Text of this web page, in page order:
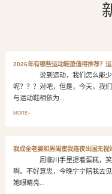
2026年有哪些运动鞋垫值得推荐？
说到运动，我们怎么能少得
呢？？？对吧，但是，今天，我
与运动鞋相依为...
MORE+
我成全老婆和男闺蜜我连夜出国无视
周临川手里提着蛋糕，笑得
啊。不好意思，今晚宁宁陪我
她眼睛亮...